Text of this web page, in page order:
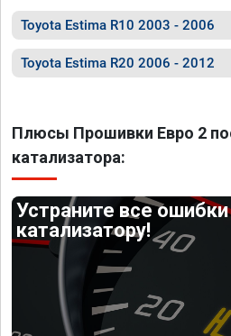
Toyota Estima R10 2003 - 2006
Toyota Estima R20 2006 - 2012
Плюсы Прошивки Евро 2
катализатора:
Устраните все
катализатору!